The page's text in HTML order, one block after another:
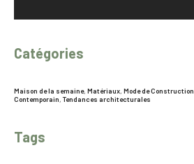
Catégories
Maison de la semaine, Matériaux, Mode de Construction
Contemporain, Tendances architecturales
Tags